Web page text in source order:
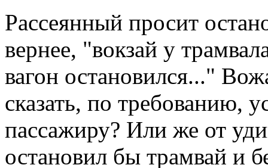
Рассеянный просит
вернее, "вокзай у
вагон остановился..."
сказать, по требованию,
пассажиру? Или же от
остановил бы трамвай и